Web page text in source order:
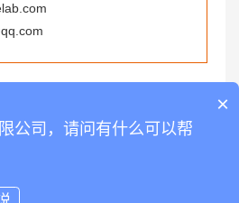
需要考虑什么方面
×
公司，请问有什么可以帮